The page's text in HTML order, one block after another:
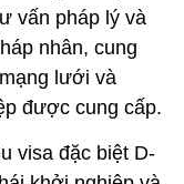
vấn pháp lý và
nhân, cung
lưới và
được cung cấp.
visa đặc biệt D-